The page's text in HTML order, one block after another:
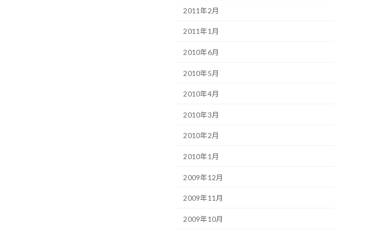
2011年2月
2011年1月
2010年6月
2010年5月
2010年4月
2010年3月
2010年2月
2010年1月
2009年12月
2009年11月
2009年10月